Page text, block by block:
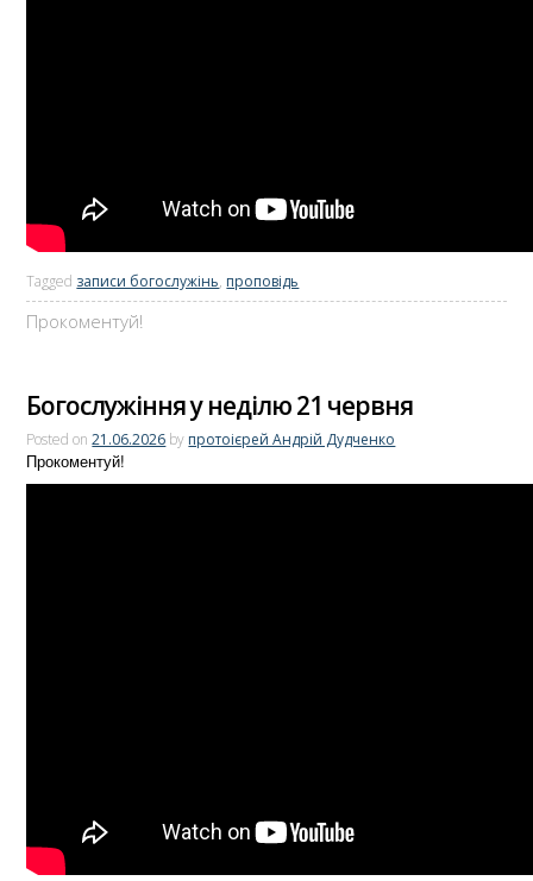
Tagged записи богослужінь, проповідь
Прокоментуй!
Богослужіння у неділю 21 червня
Posted on21.06.2026 by протоієрей Андрій Дудченко
Прокоментуй!